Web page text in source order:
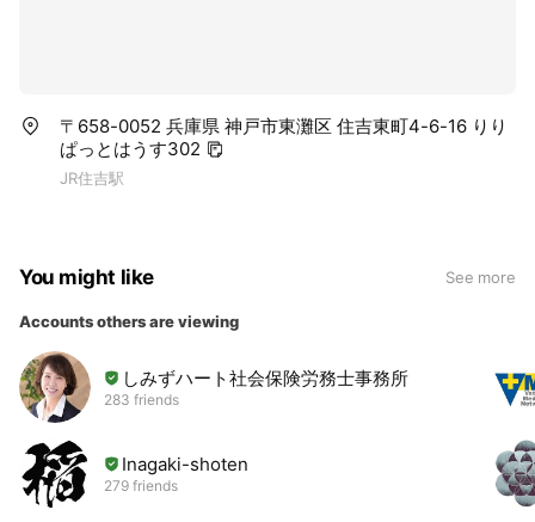
〒658-0052 兵庫県 神戸市東灘区 住吉東町4-6-16 りり
ぱっとはうす302
JR住吉駅
You might like See more
Accounts others are viewing
しみずハート社会保険労務士事務所
283 friends
Inagaki-shoten
279 friends